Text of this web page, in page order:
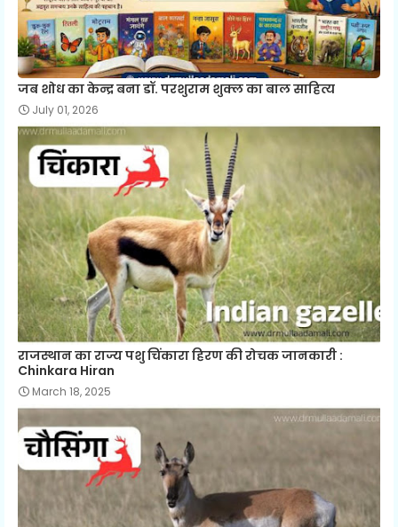
जब शोध का केन्द्र बना डॉ. परशुराम शुक्ल का बाल साहित्य
July 01, 2026
राजस्थान का राज्य पशु चिंकारा हिरण की रोचक जानकारी :
Chinkara Hiran
March 18, 2025